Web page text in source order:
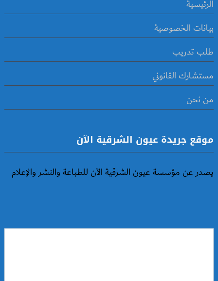
الرئيسية
بيانات الخصوصية
طلب تدريب
مستشارك القانوني
من نحن
موقع جريدة عيون الشرقية الآن
يصدر عن مؤسسة عيون الشرقية الآن للطباعة والنشر والإعلام